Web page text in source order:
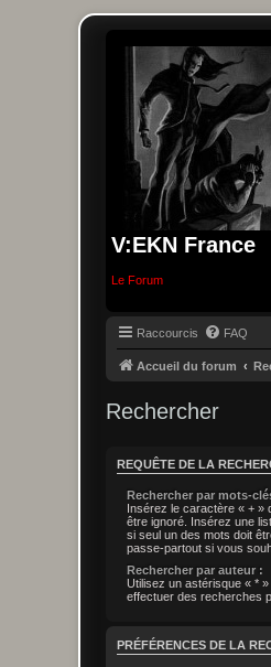
V:EKN France
Le Forum
Raccourcis FAQ
Accueil du forum
Rechercher
REQUÊTE DE LA
Rechercher par mots-
Insérez le caractère « + »
être ignoré. Insérez une
si seul un des mots doit
passe-partout si vous
Rechercher par auteur :
Utilisez un astérisque « *
effectuer des recherches
PRÉFÉRENCES DE LA